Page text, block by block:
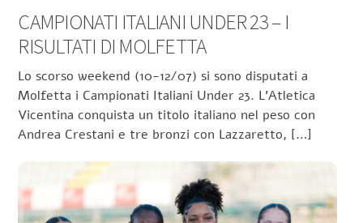
CAMPIONATI ITALIANI UNDER 23 – I
RISULTATI DI MOLFETTA
Lo scorso weekend (10-12/07) si sono disputati a
Molfetta i Campionati Italiani Under 23. L’Atletica
Vicentina conquista un titolo italiano nel peso con
Andrea Crestani e tre bronzi con Lazzaretto, […]